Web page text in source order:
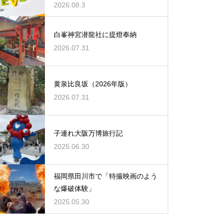
2026.08.3
白峯神宮潜龍社に提燈奉納
2026.07.31
黄泉比良坂（2026年版）
2026.07.31
子連れ大阪万博旅行記
2025.06.30
福岡県田川市で「特撮映画のよう
な爆破体験」
2025.05.30